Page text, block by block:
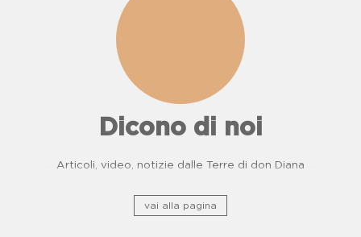
Dicono di noi
Articoli, video, notizie dalle Terre di don Diana
vai alla pagina